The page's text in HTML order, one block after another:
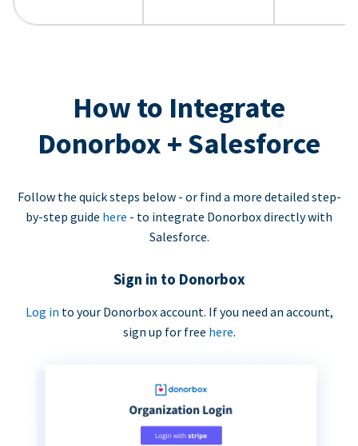
How to Integrate
Donorbox + Salesforce
Follow the quick steps below - or find a more detailed step-
by-step guide here - to integrate Donorbox directly with
Salesforce.
Sign in to Donorbox
Log in to your Donorbox account. If you need an account,
sign up for free here.